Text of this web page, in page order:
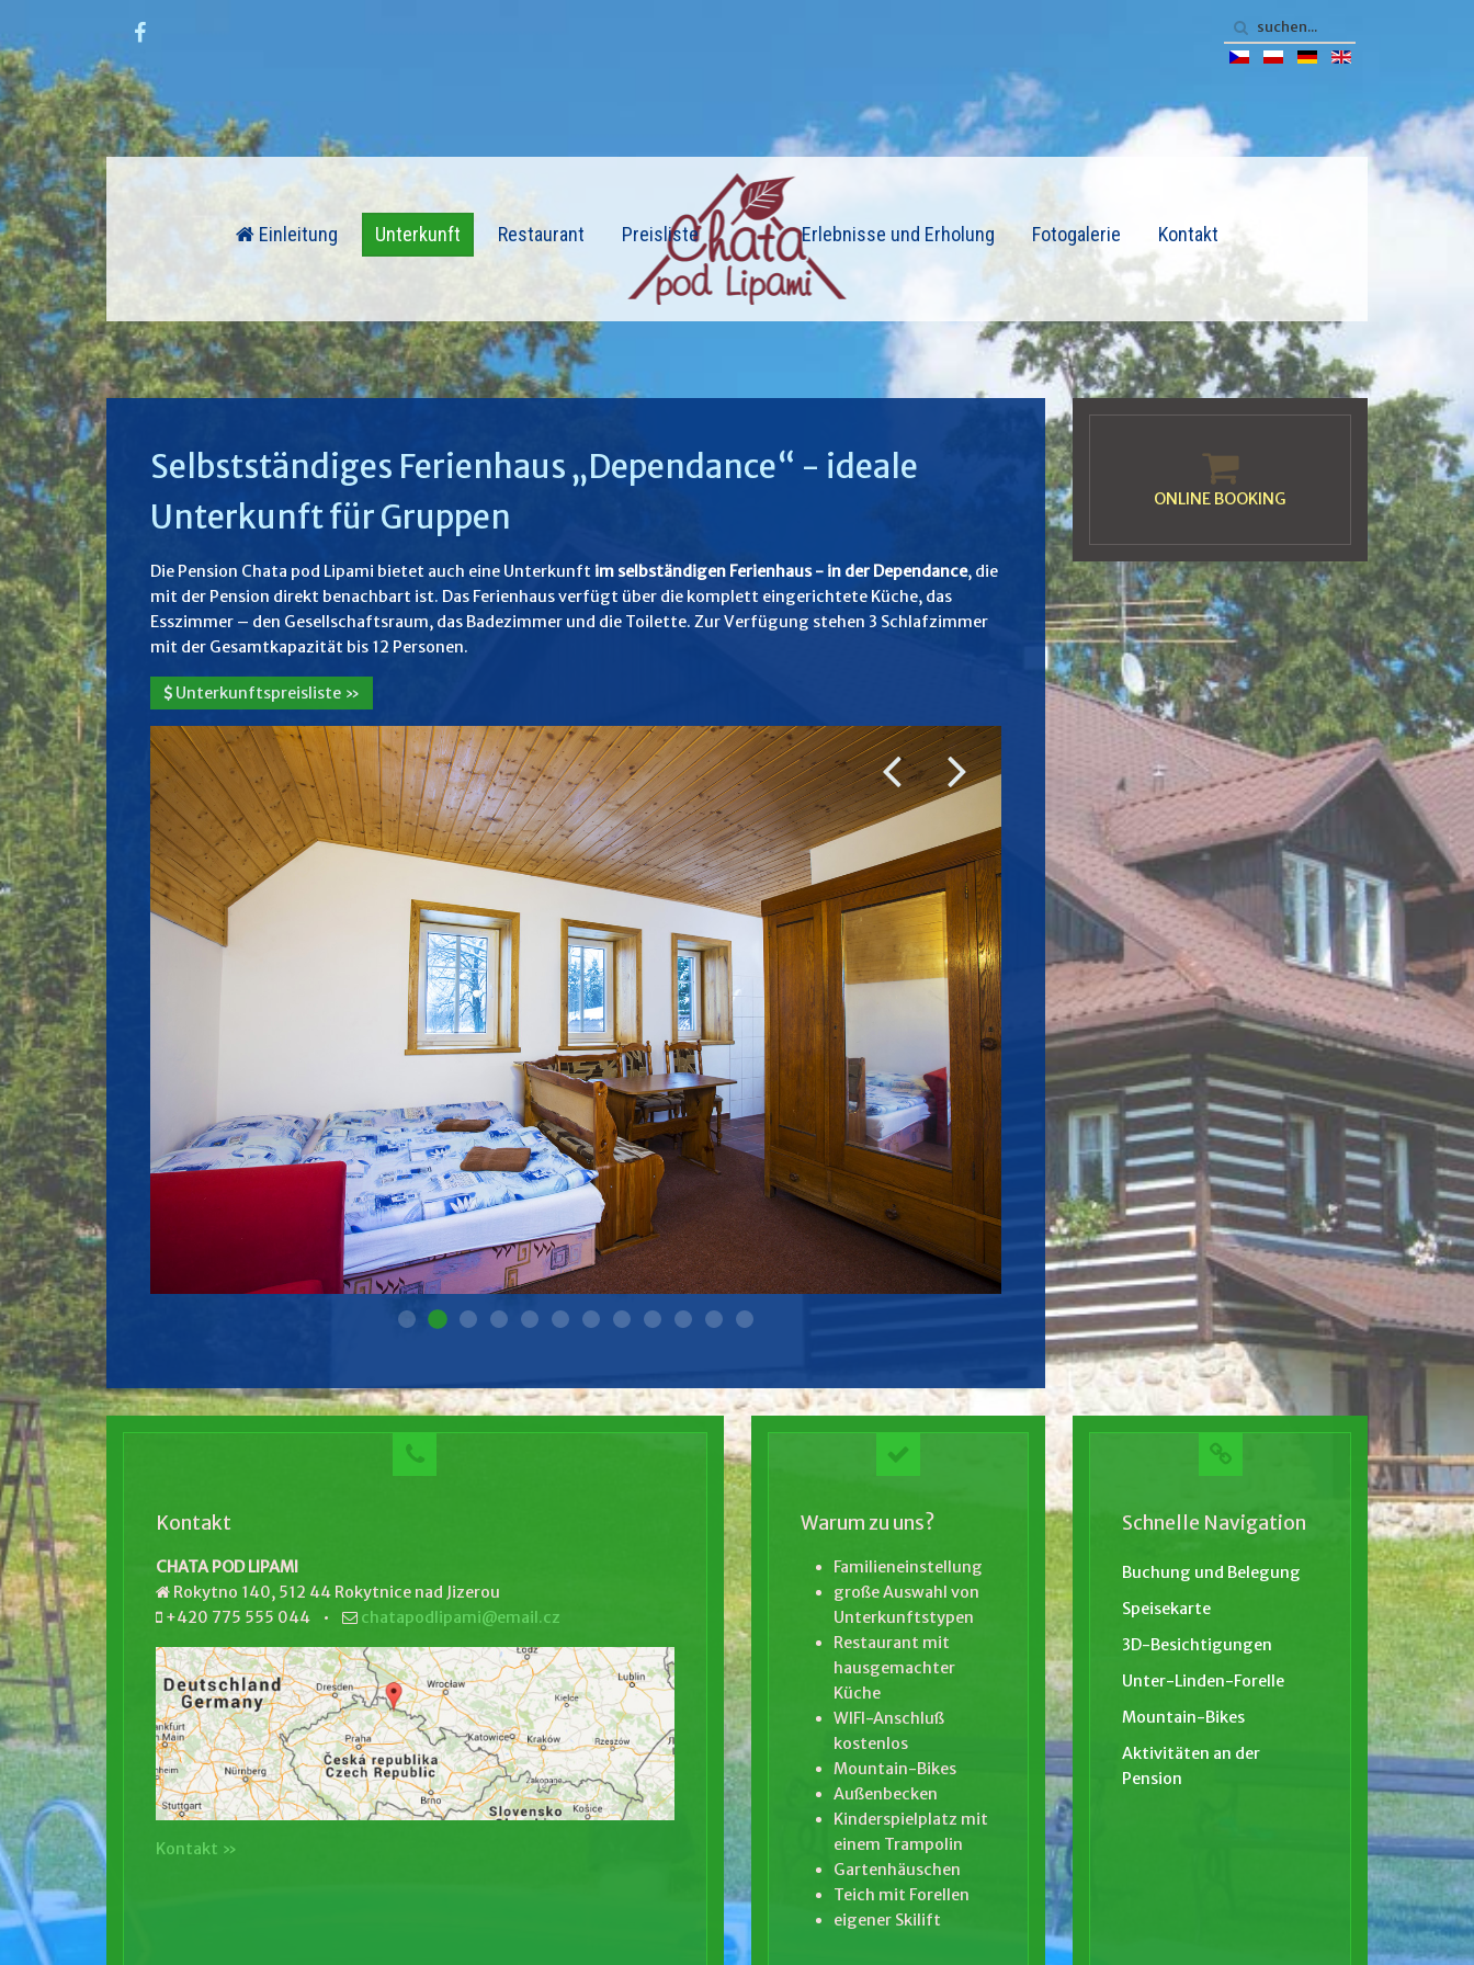
Einleitung Unterkunft Restaurant Preisliste Erlebnisse und Erholung Fotogalerie Kontakt
Selbstständiges Ferienhaus „Dependance“ - ideale
Unterkunft für Gruppen
Die Pension Chata pod Lipami bietet auch eine Unterkunft im selbständigen Ferienhaus - in der Dependance, die
mit der Pension direkt benachbart ist. Das Ferienhaus verfügt über die komplett eingerichtete Küche, das
Esszimmer – den Gesellschaftsraum, das Badezimmer und die Toilette. Zur Verfügung stehen 3 Schlafzimmer
mit der Gesamtkapazität bis 12 Personen.
Unterkunftspreisliste »
Pokoj 001
Pokoj 002Pokoj 003
Pokoj 004
Pokoj 005
Pokoj 006
Pokoj 007
Pokoj 008
Spolecenka 001
Spolecenka 002
Spolecenka 003
ONLINE BOOKING
Kontakt
CHATA POD LIPAMI
Rokytno 140, 512 44 Rokytnice nad Jizerou
+420 775 555 044 •
chatapodlipami@email.cz
Kontakt »
Warum zu uns?
Familieneinstellung
große Auswahl von
Unterkunftstypen
Restaurant mit
hausgemachter
Küche
WIFI-Anschluß
kostenlos
Mountain-Bikes
Außenbecken
Kinderspielplatz mit
einem Trampolin
Gartenhäuschen
Teich mit Forellen
eigener Skilift
Schnelle Navigation
Buchung und Belegung
Speisekarte
3D-Besichtigungen
Unter-Linden-Forelle
Mountain-Bikes
Aktivitäten an der
Pension